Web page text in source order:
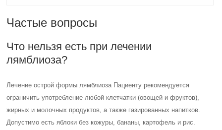
Частые вопросы
Что нельзя есть при лечении
лямблиоза?
Лечение острой формы лямблиоза Пациенту рекомендуется
ограничить употребление любой клетчатки (овощей и фруктов),
жирных и молочных продуктов, а также газированных напитков.
Допустимо есть яблоки без кожуры, бананы, картофель и рис.